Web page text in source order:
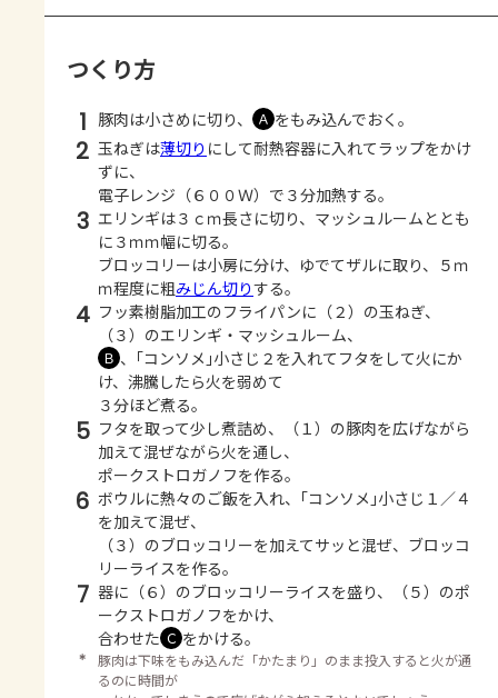
つくり方
1 豚肉は小さめに切り、 Ａ をもみ込んでおく。
2 玉ねぎは薄切り にして耐熱容器に入れてラップをかけ
ずに、
電子レンジ（６００Ｗ）で３分加熱する。
3 エリンギは３ｃｍ長さに切り、マッシュルームととも
に３ｍｍ幅に切る。
ブロッコリーは小房に分け、ゆでてザルに取り、５ｍ
ｍ程度に粗みじん切りする。
4 フッ素樹脂加工のフライパンに（２）の玉ねぎ、
（３）のエリンギ・マッシュルーム、
Ｂ 、｢コンソメ｣小さじ２を入れてフタをして火にか
け、沸騰したら火を弱めて
３分ほど煮る。
5 フタを取って少し煮詰め、（１）の豚肉を広げながら
加えて混ぜながら火を通し、
ポークストロガノフを作る。
6 ボウルに熱々のご飯を入れ、｢コンソメ｣小さじ１／４
を加えて混ぜ、
（３）のブロッコリーを加えてサッと混ぜ、ブロッコ
リーライスを作る。
7 器に（６）のブロッコリーライスを盛り、（５）のポ
ークストロガノフをかけ、
合わせた Ｃ をかける。
＊
豚肉は下味をもみ込んだ「かたまり」のまま投入すると火が通
るのに時間が